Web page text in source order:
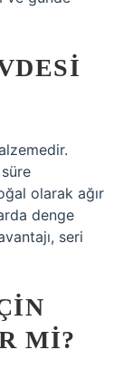
olarak ağır
denge
seri
MI?